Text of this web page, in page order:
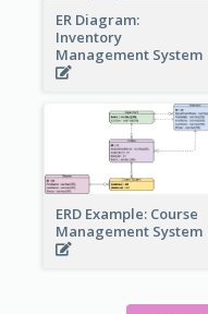
ER Diagram:
Inventory
Management System
ERD Example: Course
Management System